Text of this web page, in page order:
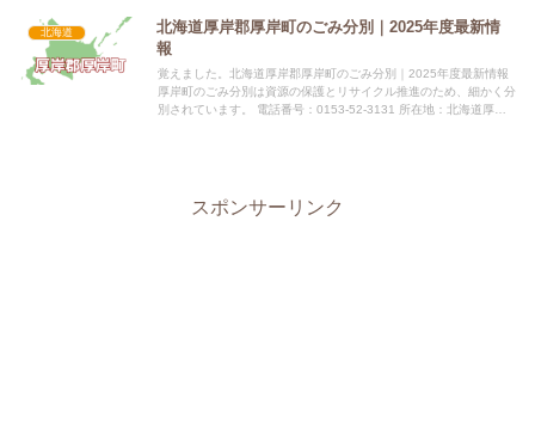
北海道
北海道厚岸郡厚岸町のごみ分別｜2025年度最新情
報
覚えました。北海道厚岸郡厚岸町のごみ分別｜2025年度最新情報
厚岸町のごみ分別は資源の保護とリサイクル推進のため、細かく分
別されています。 電話番号：0153-52-3131 所在地：北海道厚岸
スポンサーリンク